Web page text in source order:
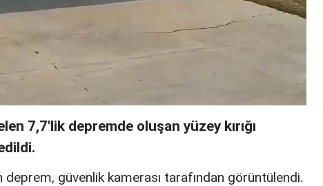
7,7'lik depremde oluşan yüzey kırığı
güvenlik kamerası tarafından görüntülendi.